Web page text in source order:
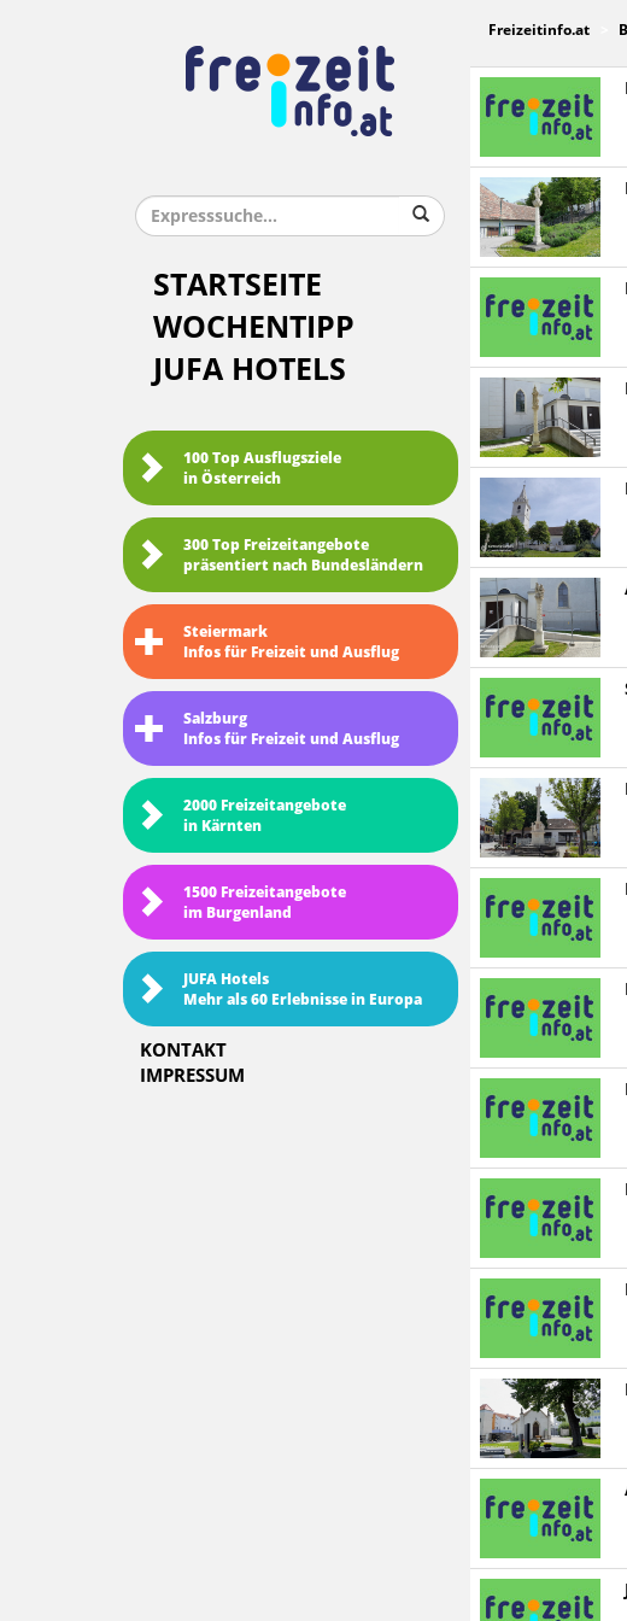
STARTSEITE
WOCHENTIPP
JUFA HOTELS
100 Top Ausflugsziele
in Österreich
300 Top Freizeitangebote
präsentiert nach Bundesländern
Steiermark
Infos für Freizeit und Ausflug
Salzburg
Infos für Freizeit und Ausflug
2000 Freizeitangebote
in Kärnten
1500 Freizeitangebote
im Burgenland
JUFA Hotels
Mehr als 60 Erlebnisse in Europa
KONTAKT
IMPRESSUM
Freizeitinfo.at